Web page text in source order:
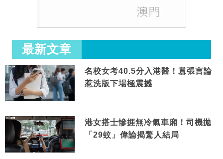
最新文章
名校女考40.5分入港醫！囂張言論
惹洗版下場極震撼
港女搭士慘捱無冷氣車廂！司機拋
「29蚊」偉論揭驚人結局